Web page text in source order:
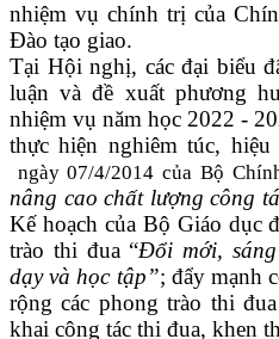
nhiệm vụ chính trị của
Đào tạo giao.
Tại Hội nghị, các đại biểu
luận và đề xuất phương
nhiệm vụ năm học 2022 -
thực hiện nghiêm túc, hiệu
ngày 07/4/2014 của Bộ
nâng cao chất lượng công
Kế hoạch của Bộ Giáo dục
trào thi đua “Đổi mới,
dạy và học tập”; đẩy mạnh
rộng các phong trào thi
khai công tác thi đua, khen